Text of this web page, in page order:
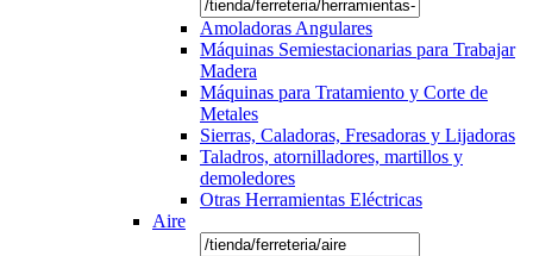
Amoladoras Angulares
Máquinas Semiestacionarias para Trabajar
Madera
Máquinas para Tratamiento y Corte de
Metales
Sierras, Caladoras, Fresadoras y Lijadoras
Taladros, atornilladores, martillos y
demoledores
Otras Herramientas Eléctricas
Aire